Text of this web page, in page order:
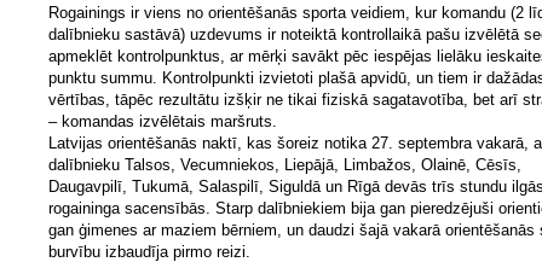
Rogainings ir viens no orientēšanās sporta veidiem, kur komandu (2
dalībnieku sastāvā) uzdevums ir noteiktā kontrollaikā pašu izvēlētā
apmeklēt kontrolpunktus, ar mērķi savākt pēc iespējas lielāku
punktu summu. Kontrolpunkti izvietoti plašā apvidū, un tiem ir
vērtības, tāpēc rezultātu izšķir ne tikai fiziskā sagatavotība, bet arī
– komandas izvēlētais maršruts.
Latvijas orientēšanās naktī, kas šoreiz notika 27. septembra vakarā,
dalībnieku Talsos, Vecumniekos, Liepājā, Limbažos, Olainē, Cēsīs,
Daugavpilī, Tukumā, Salaspilī, Siguldā un Rīgā devās trīs stundu
rogaininga sacensībās. Starp dalībniekiem bija gan pieredzējuši
gan ģimenes ar maziem bērniem, un daudzi šajā vakarā orientēšanās
burvību izbaudīja pirmo reizi.